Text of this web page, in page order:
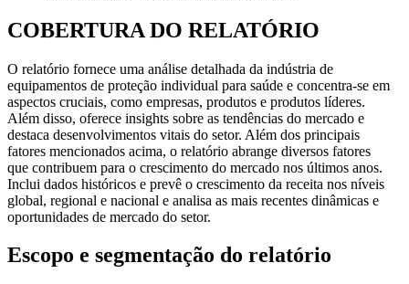
COBERTURA DO RELATÓRIO
O relatório fornece uma análise detalhada da indústria de
equipamentos de proteção individual para saúde e concentra-se em
aspectos cruciais, como empresas, produtos e produtos líderes.
Além disso, oferece insights sobre as tendências do mercado e
destaca desenvolvimentos vitais do setor. Além dos principais
fatores mencionados acima, o relatório abrange diversos fatores
que contribuem para o crescimento do mercado nos últimos anos.
Inclui dados históricos e prevê o crescimento da receita nos níveis
global, regional e nacional e analisa as mais recentes dinâmicas e
oportunidades de mercado do setor.
Escopo e segmentação do relatório